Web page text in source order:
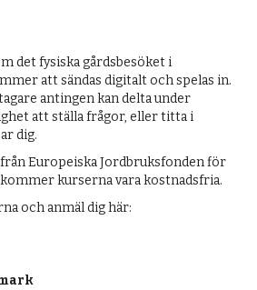
det fysiska gårdsbesöket i
att sändas digitalt och spelas in.
antingen kan delta under
att ställa frågor, eller titta i
dig.
Europeiska Jordbruksfonden för
kurserna vara kostnadsfria.
och anmäl dig här: